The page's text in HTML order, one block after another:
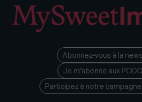
Abonnez-vous à la
Je m’abonne aux
Participez à notre